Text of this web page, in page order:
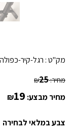
מק"ט : רגל-קיר-כפולה
מחיר: ₪25
מחיר מבצע: ₪19
צבע במלאי לבחירה